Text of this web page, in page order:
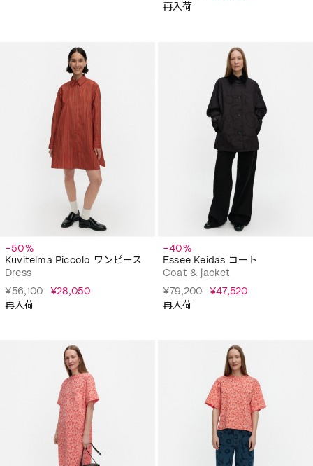
再入荷
−50%
Kuvitelma Piccolo ワンピース
Dress
¥56,100 ¥28,050
再入荷
−40%
Essee Keidas コート
Coat & jacket
¥79,200 ¥47,520
再入荷